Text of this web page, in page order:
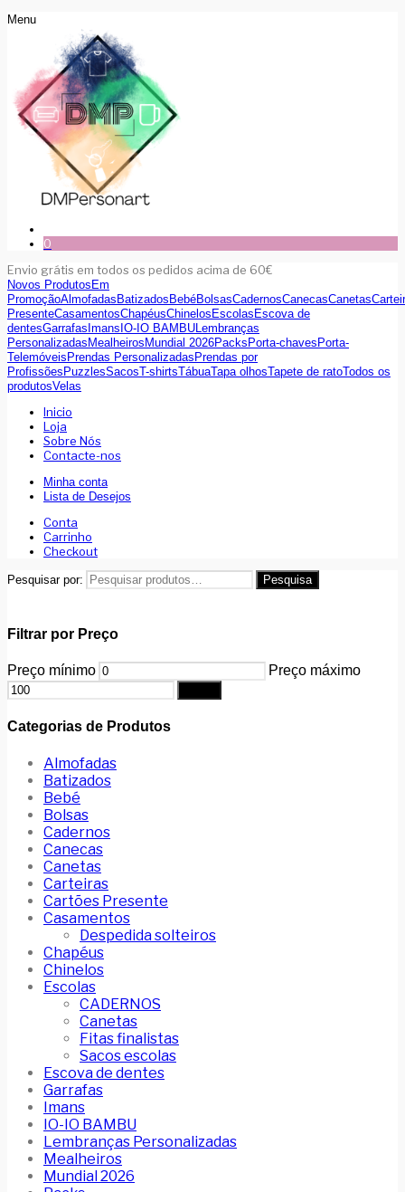
Menu
0
Envio grátis em todos os pedidos acima de 60€
Novos ProdutosEm
PromoçãoAlmofadasBatizadosBebéBolsasCadernosCanecasCanetas
PresenteCasamentosChapéusChinelosEscolasEscova de
dentesGarrafasImansIO-IO BAMBULembranças
PersonalizadasMealheirosMundial 2026PacksPorta-chavesPorta-
TelemóveisPrendas PersonalizadasPrendas por
ProfissõesPuzzlesSacosT-shirtsTábuaTapa olhosTapete de ratoTodos os
produtosVelas
Inicio
Loja
Sobre Nós
Contacte-nos
Minha conta
Lista de Desejos
Conta
Carrinho
Checkout
Pesquisar por: Pesquisa
Filtrar por Preço
Preço mínimo Preço máximo
Categorias de Produtos
Almofadas
Batizados
Bebé
Bolsas
Cadernos
Canecas
Canetas
Carteiras
Cartões Presente
Casamentos
Despedida solteiros
Chapéus
Chinelos
Escolas
CADERNOS
Canetas
Fitas finalistas
Sacos escolas
Escova de dentes
Garrafas
Imans
IO-IO BAMBU
Lembranças Personalizadas
Mealheiros
Mundial 2026